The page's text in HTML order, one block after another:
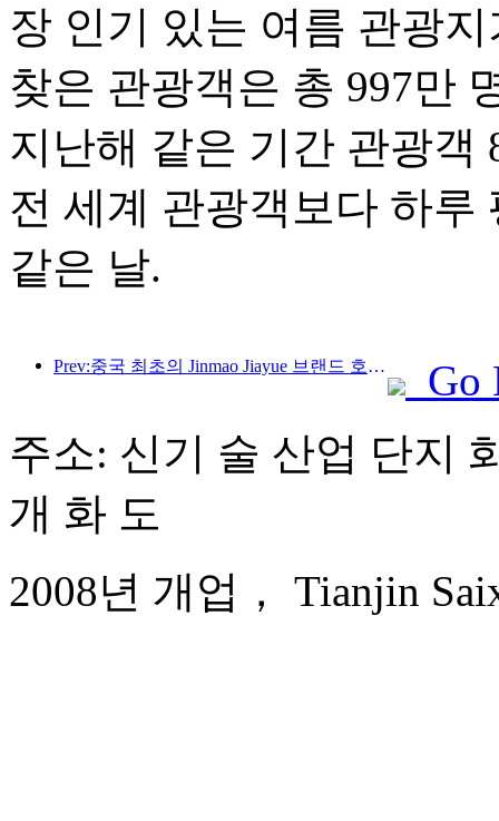
장 인기 있는 여름 관광
찾은 관광객은 총 997만
지난해 같은 기간 관광객
전 세계 관광객보다 하루
같은 날.
Prev:중국 최초의 Jinmao Jiayue 브랜드 호텔 공개
Go
주소: 신기 술 산업 단지
개 화 도
2008년 개업， Tianjin